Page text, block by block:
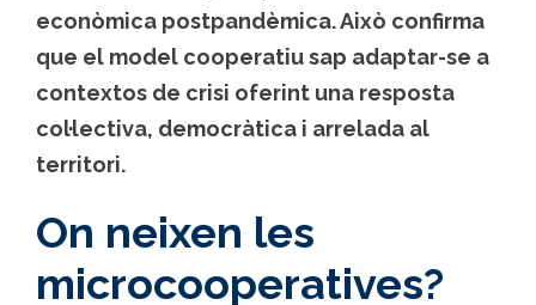
econòmica postpandèmica. Això confirma
que el model cooperatiu sap adaptar-se a
contextos de crisi oferint una resposta
col·lectiva, democràtica i arrelada al
territori.
On neixen les
microcooperatives?